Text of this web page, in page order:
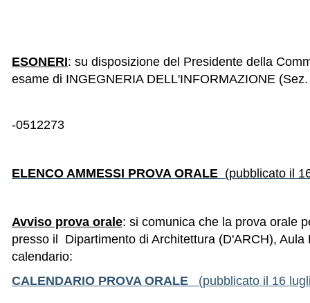
ESONERI: su disposizione del Presidente della
esame di INGEGNERIA DELL'INFORMAZIONE
-0512273
ELENCO AMMESSI PROVA ORALE (pubblicato il
Avviso prova orale: si comunica che la prova orale
presso il Dipartimento di Architettura (D'ARCH),
calendario:
CALENDARIO PROVAORALE (pubblicato il 16